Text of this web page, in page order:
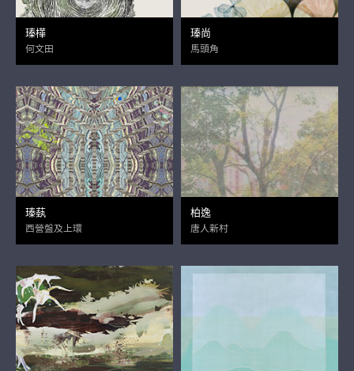
瑧樺
何文田
瑧尚
馬頭角
瑧蓺
西營盤及上環
柏逸
唐人新村